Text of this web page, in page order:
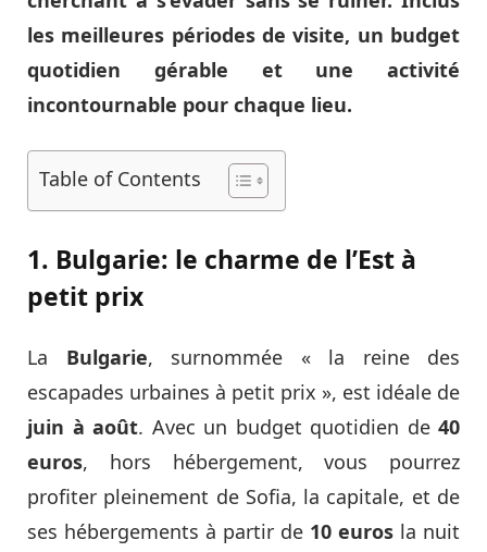
les meilleures périodes de visite, un budget
quotidien gérable et une activité
incontournable pour chaque lieu.
Table of Contents
1. Bulgarie: le charme de l’Est à
petit prix
La Bulgarie, surnommée « la reine des
escapades urbaines à petit prix », est idéale de
juin à août. Avec un budget quotidien de 40
euros, hors hébergement, vous pourrez
profiter pleinement de Sofia, la capitale, et de
ses hébergements à partir de 10 euros la nuit